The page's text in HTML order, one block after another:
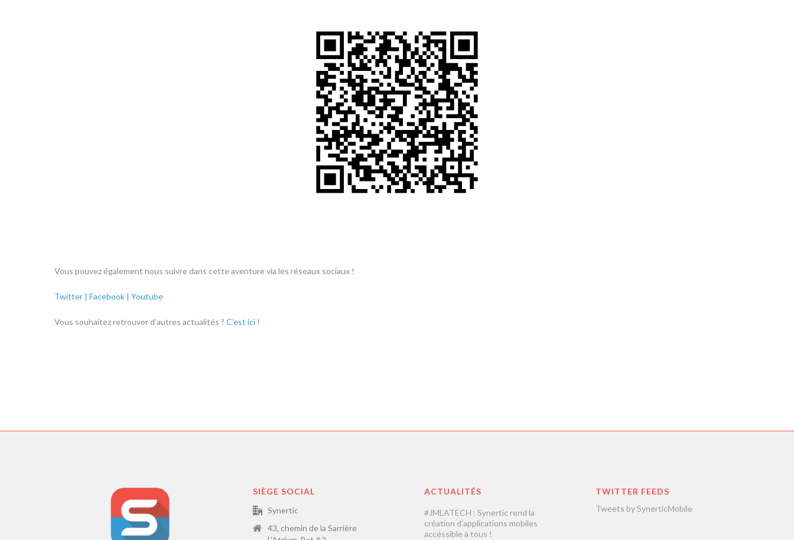
Vous pouvez également nous suivre dans cette aventure via les réseaux sociaux !
Twitter | Facebook | Youtube
Vous souhaitez retrouver d’autres actualités ? C’est ici !
SIÈGE SOCIAL
Synertic
43, chemin de la Sarrière
ACTUALITÉS
#JMLATECH : Synertic rend la
création d’applications mobiles
accéssible à tous !
TWITTER FEEDS
Tweets by SynerticMobile